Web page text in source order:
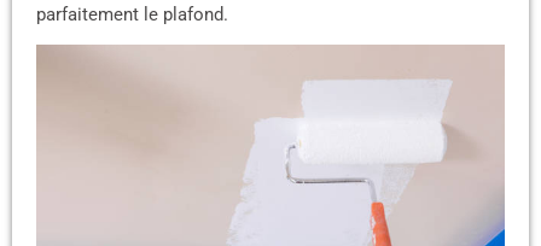
parfaitement le plafond.